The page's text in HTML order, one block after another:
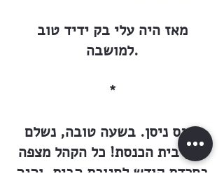
מאז היה עלי בק ידיד טוב
למושבה.
*
נכנס ניסן. בשעה טובה, נשלם
בנין בית הכנסת! כל הקהל מצפה
בחרדת קודש לחנוכת הבית. והנה